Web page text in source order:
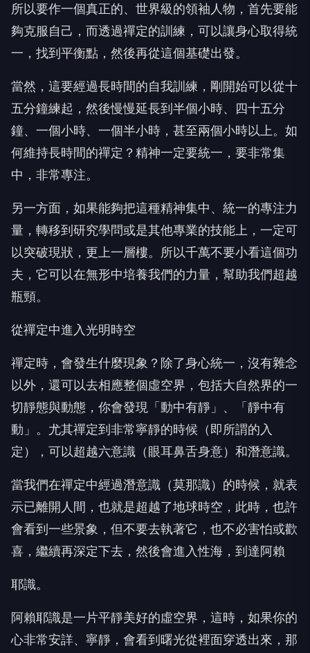
所以要作一個真正的、世界級的領袖人物，首先要能
夠克服自己，而透過禪定的訓練，可以讓身心取得統
一，找到平衡點，然後再從這個基礎出發。
當然，這要經過長時間的自我訓練，剛開始可以從十
五分鐘練起，然後慢慢延長到半個小時、四十五分
鐘、一個小時、一個半小時，甚至兩個小時以上。如
何維持長時間的禪定？精神一定要統一，要非常集
中，非常專注。
另一方面，如果能夠把這種精神集中、統一的專注力
量，轉移到研究學問或是其他專業的技能上，一定可
以突破現狀，更上一層樓。所以千萬不要小看這個功
夫，它可以在無形中培養我們的力量，幫助我們超越
瓶頸。
從禪定中進入光明時空
禪定時，會發生什麼現象？除了身心統一，沒有雜念
以外，還可以去相應整個虛空界，包括大自然界的一
切靜態與動態，你會發現「動中有靜」、「靜中有
動」。尤其禪定到非常寧靜的時候（即所謂的入
定），可以超越六意識（眼耳鼻舌身意）和潛意識。
當我們在禪定中經過潛意識（莫那識）的時候，就表
示已離開人間，也就是超越了地球時空，此時，也許
會看到一些景象，但不要去執著它，也不必害怕或歡
喜，繼續再深定下去，然後會進入性海，到達阿賴
耶識。
阿賴耶識是一片平靜美好的虛空界，這時，如果你的
心非常安詳、寧靜，會看到曙光從裡面穿透出來，那